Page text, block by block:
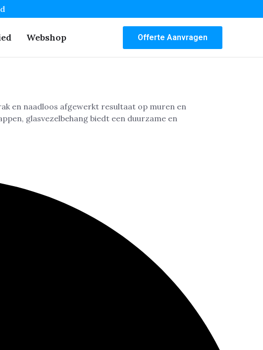
Webshop Offerte Aanvragen
en naadloos afgewerkt resultaat op muren en
glasvezelbehang biedt een duurzame en